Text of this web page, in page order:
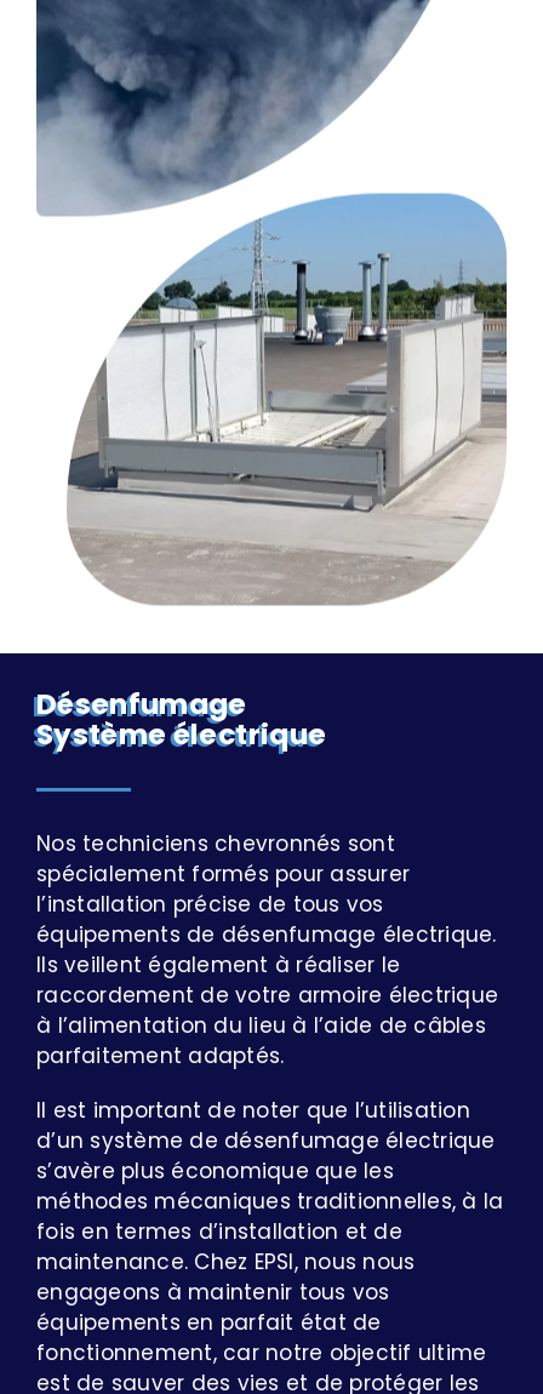
Désenfumage
Système électrique
Nos techniciens chevronnés sont
spécialement formés pour assurer
l’installation précise de tous vos
équipements de désenfumage électrique.
Ils veillent également à réaliser le
raccordement de votre armoire électrique
à l’alimentation du lieu à l’aide de câbles
parfaitement adaptés.
Il est important de noter que l’utilisation
d’un système de désenfumage électrique
s’avère plus économique que les
méthodes mécaniques traditionnelles, à la
fois en termes d’installation et de
maintenance. Chez EPSI, nous nous
engageons à maintenir tous vos
équipements en parfait état de
fonctionnement, car notre objectif ultime
est de sauver des vies et de protéger les